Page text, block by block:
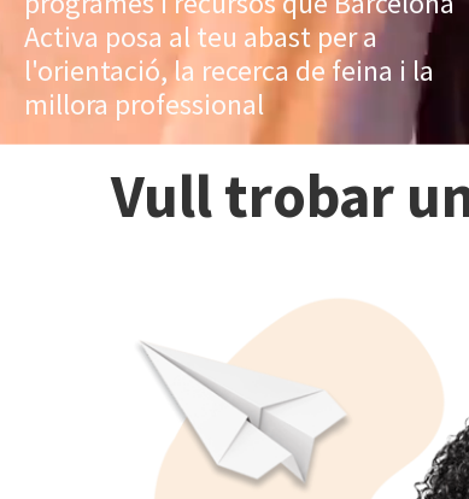
Activa posa al teu abast per a
l'orientació, la recerca de feina i la
millora professional
Vull trobar